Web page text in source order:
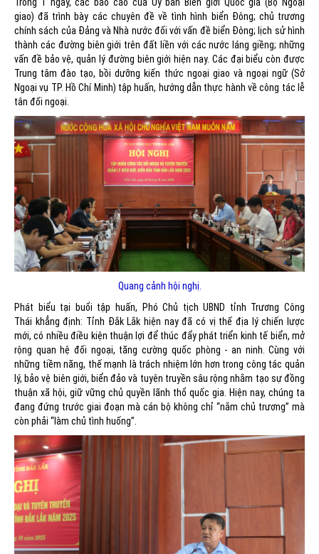
Trong 1 ngày, các báo cáo của Ủy ban Biên giới Quốc gia (Bộ Ngoại
giao) đã trình bày các chuyên đề về tình hình biển Đông; chủ trương
chính sách của Đảng và Nhà nước đối với vấn đề biển Đông; lịch sử hình
thành các đường biên giới trên đất liền với các nước láng giềng; những
vấn đề bảo vệ, quản lý đường biên giới hiện nay. Các đại biểu còn được
Trung tâm đào tạo, bồi dưỡng kiến thức ngoại giao và ngoại ngữ (Sở
Ngoại vụ TP. Hồ Chí Minh) tập huấn, hướng dẫn thực hành về công tác lễ
tân đối ngoại.
Quang cảnh hội nghị.
Phát biểu tại buổi tập huấn, Phó Chủ tịch UBND tỉnh Trương Công
Thái khẳng định: Tỉnh Đắk Lắk hiện nay đã có vị thế địa lý chiến lược
mới, có nhiều điều kiện thuận lợi để thúc đẩy phát triển kinh tế biển, mở
rộng quan hệ đối ngoại, tăng cường quốc phòng - an ninh. Cùng với
những tiềm năng, thế mạnh là trách nhiệm lớn hơn trong công tác quản
lý, bảo vệ biên giới, biển đảo và tuyên truyền sâu rộng nhằm tạo sự đồng
thuận xã hội, giữ vững chủ quyền lãnh thổ quốc gia. Hiện nay, chúng ta
đang đứng trước giai đoạn mà cán bộ không chỉ “nắm chủ trương” mà
còn phải “làm chủ tình huống”.